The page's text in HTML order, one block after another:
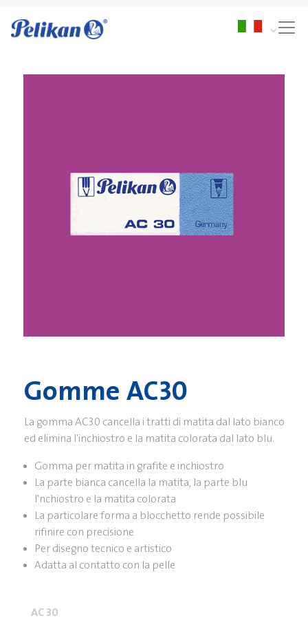
Gomme AC30
La gomma AC30 cancella i tratti di matita dal lato bianco
ed elimina l'inchiostro e la matita colorata dal lato blu.
Gomma per matita in grafite e inchiostro
La parte bianca cancella la matita, la parte blu
l'nchiostro e la matita colorata
La particolare forma a blocchetto rende possibile
rifinire con precisione
Per disegno tecnico e artistico
Adatta al contatto con la pelle
AC 30